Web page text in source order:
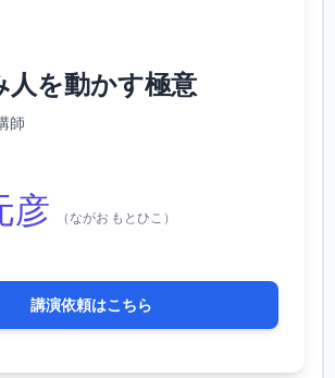
人を動かす極意
師
彦 （ながお もとひこ）
講演依頼はこちら